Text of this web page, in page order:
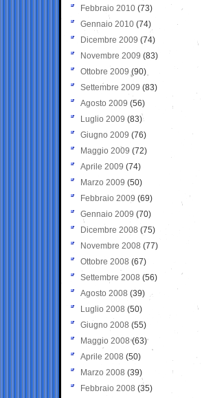
Febbraio 2010 (73)
Gennaio 2010 (74)
Dicembre 2009 (74)
Novembre 2009 (83)
Ottobre 2009 (90)
Settembre 2009 (83)
Agosto 2009 (56)
Luglio 2009 (83)
Giugno 2009 (76)
Maggio 2009 (72)
Aprile 2009 (74)
Marzo 2009 (50)
Febbraio 2009 (69)
Gennaio 2009 (70)
Dicembre 2008 (75)
Novembre 2008 (77)
Ottobre 2008 (67)
Settembre 2008 (56)
Agosto 2008 (39)
Luglio 2008 (50)
Giugno 2008 (55)
Maggio 2008(63)
Aprile 2008 (50)
Marzo 2008 (39)
Febbraio 2008 (35)